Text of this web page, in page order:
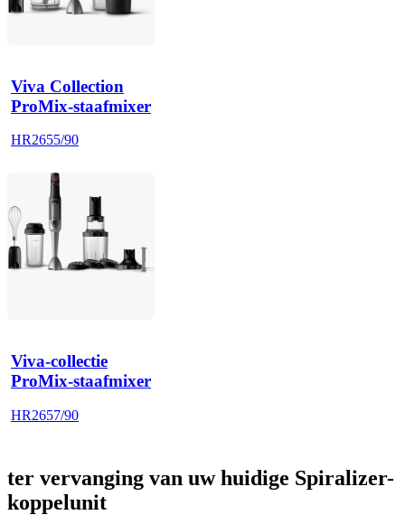
Viva Collection
ProMix-staafmixer
HR2655/90
Viva-collectie
ProMix-staafmixer
HR2657/90
ter vervanging van uw huidige Spiralizer-
koppelunit